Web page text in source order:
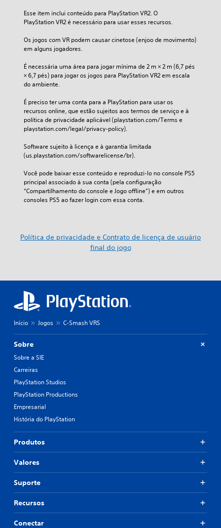
Esse item inclui conteúdo para PlayStation VR2. O
PlayStation VR2 é necessário para usar esses recursos.
Os jogos com VR podem causar cinetose (enjoo de movimento)
em alguns jogadores.
É necessária uma área para jogar mínima de 2 m × 2 m (6,7 pés
× 6,7 pés) para jogar os jogos para PlayStation VR2 em escala
do ambiente.
É preciso ter uma conta para a PlayStation para usar os
recursos online, que estão sujeitos aos termos de serviço e à
política de privacidade aplicável (playstation.com/Terms e
playstation.com/legal/privacy-policy).
Software sujeito à licença e à garantia limitada
(us.playstation.com/softwarelicense/br).
Você pode baixar esse conteúdo e reproduzi-lo no console PS5
principal associado à sua conta (pela configuração
“Compartilhamento do console e Jogo offline”) e em outros
consoles PS5 ao fazer login com essa conta.
Política de privacidade e Contrato de licença de usuário
final do jogo
Início Jogos C-Smash VRS
Sobre
Sobre a SIE
Carreiras
PlayStation Studios
PlayStation Productions
Empresarial
História do PlayStation
Produtos
Valores
Suporte
Recursos
Conectar